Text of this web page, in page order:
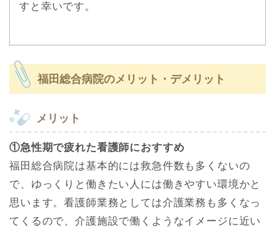
すと幸いです。
福田総合病院のメリット・デメリット
メリット
①急性期で疲れた看護師におすすめ
福田総合病院は基本的には救急件数も多くないの
で、ゆっくりと働きたい人には働きやすい環境かと
思います。看護師業務としては介護業務も多くなっ
てくるので、介護施設で働くようなイメージに近い